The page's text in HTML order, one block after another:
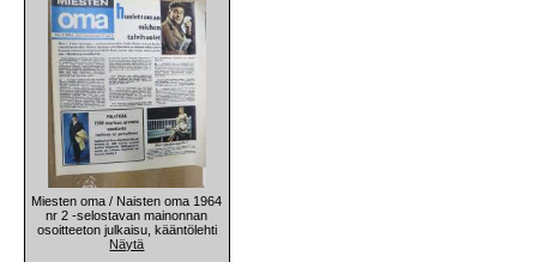
Miesten oma / Naisten oma 1964
nr 2 -selostavan mainonnan
osoitteeton julkaisu, kääntölehti
Näytä